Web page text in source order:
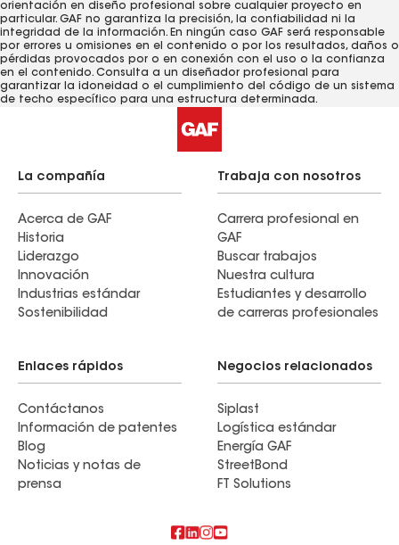
orientación en diseño profesional sobre cualquier proyecto en
particular. GAF no garantiza la precisión, la confiabilidad ni la
integridad de la información. En ningún caso GAF será responsable
por errores u omisiones en el contenido o por los resultados, daños o
pérdidas provocados ​​por o en conexión con el uso o la confianza
en el contenido. Consulta a un diseñador profesional para
garantizar la idoneidad o el cumplimiento del código de un sistema
de techo específico para una estructura determinada.
La compañía
Acerca de GAF
Historia
Liderazgo
Innovación
Industrias estándar
Sostenibilidad
Trabaja con nosotros
Carrera profesional en
GAF
Buscar trabajos
Nuestra cultura
Estudiantes y desarrollo
de carreras profesionales
Enlaces rápidos
Contáctanos
Información de patentes
Blog
Noticias y notas de
prensa
Negocios relacionados
Siplast
Logística estándar
Energía GAF
StreetBond
FT Solutions